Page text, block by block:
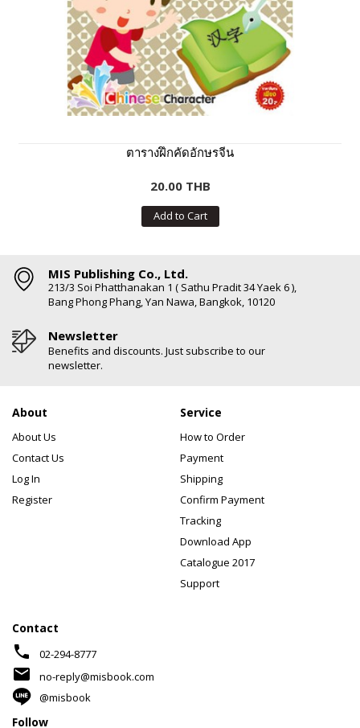
ตารางฝึกคัดอักษรจีน
20.00 THB
Add to Cart
MIS Publishing Co., Ltd.
213/3 Soi Phatthanakan 1 ( Sathu Pradit 34 Yaek 6 ),
Bang Phong Phang, Yan Nawa, Bangkok, 10120
Newsletter
Benefits and discounts. Just subscribe to our
newsletter.
About
About Us
Contact Us
Log In
Register
Service
How to Order
Payment
Shipping
Confirm Payment
Tracking
Download App
Catalogue 2017
Support
Contact
phone 02-294-8777
mail
no-reply@misbook.com
@misbook
Follow